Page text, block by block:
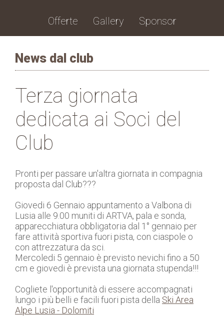
News dal club
Terza giornata
dedicata ai Soci del
Club
Pronti per passare un'altra giornata in compagnia
proposta dal Club???
Giovedi 6 Gennaio appuntamento a Valbona di
Lusia alle 9.00 muniti di ARTVA, pala e sonda,
apparecchiatura obbligatoria dal 1° gennaio per
fare attività sportiva fuori pista, con ciaspole o
con attrezzatura da sci.
Mercoledi 5 gennaio è previsto nevichi fino a 50
cm e giovedi è prevista una giornata stupenda!!!
Cogliete l'opportunità di essere accompagnati
lungo i più belli e facili fuori pista della Ski Area
Alpe Lusia - Dolomiti
Offerte Gallery Sponsor